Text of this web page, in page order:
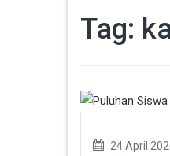
Tag:
24 April